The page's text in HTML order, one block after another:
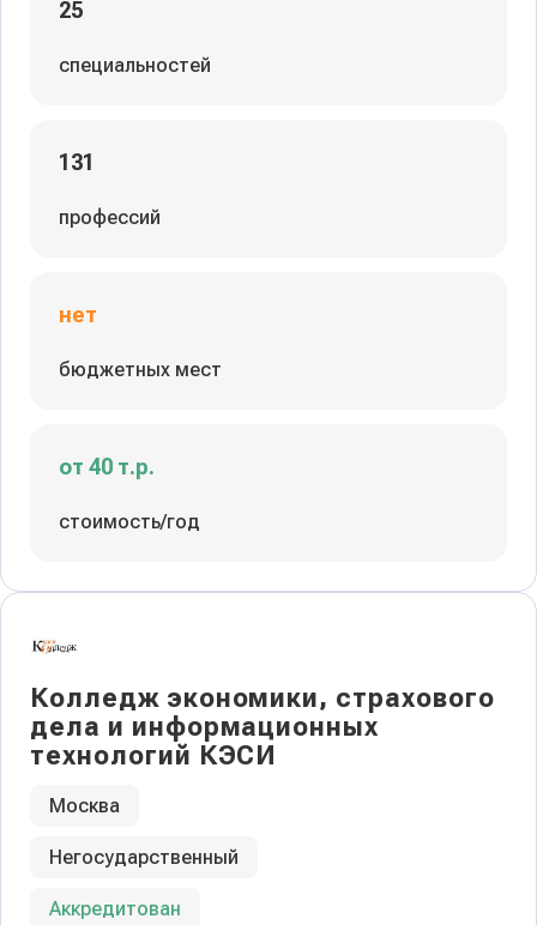
25
специальностей
131
профессий
нет
бюджетных мест
от 40 т.р.
стоимость/год
Колледж экономики, страхового
дела и информационных
технологий КЭСИ
Москва
Негосударственный
Аккредитован